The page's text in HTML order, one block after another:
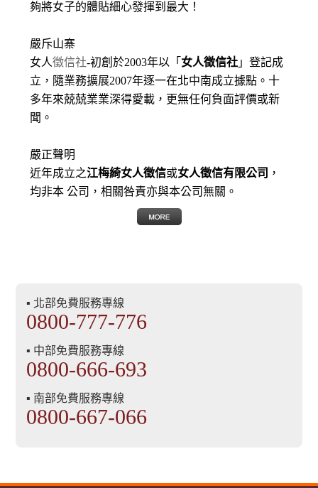
夠將女子的體貼細心發揮到最大 ！
嚴斥山寨
女人徵信社-初創於2003年以「 女人徵信社 」登記成
立，隨業務擴展2007年逐一在北中南成立據點。十
多年來兢兢業業深得愛載，更無任何負面評價或新
聞。
嚴正聲明
近年成立之江梅綺女人徵信或女人徵信有限公司 ，
均非本 公司，相關咎責亦與本公司無關。
▪ 北部免費服務專線
0800-777-776
▪ 中部免費服務專線
0800-666-693
▪ 南部免費服務專線
0800-667-066